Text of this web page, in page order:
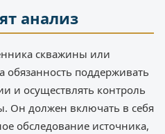
анализ
скважины или
обязанность поддерживать
и осуществлять контроль
Он должен включать в себя
обследование источника,